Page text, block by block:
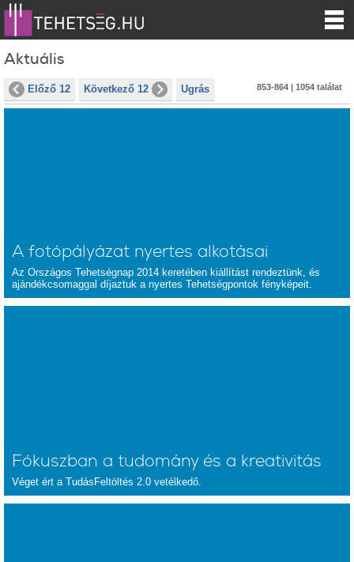
Aktuális
Előző 12 Következő 12 Ugrás 853-864 | 1054 találat
A fotópályázat nyertes alkotásai
Az Országos Tehetségnap 2014 keretében kiállítást rendeztünk, és
ajándékcsomaggal díjaztuk a nyertes Tehetségpontok fényképeit.
Fókuszban a tudomány és a kreativitás
Véget ért a TudásFeltöltés 2.0 vetélkedő.